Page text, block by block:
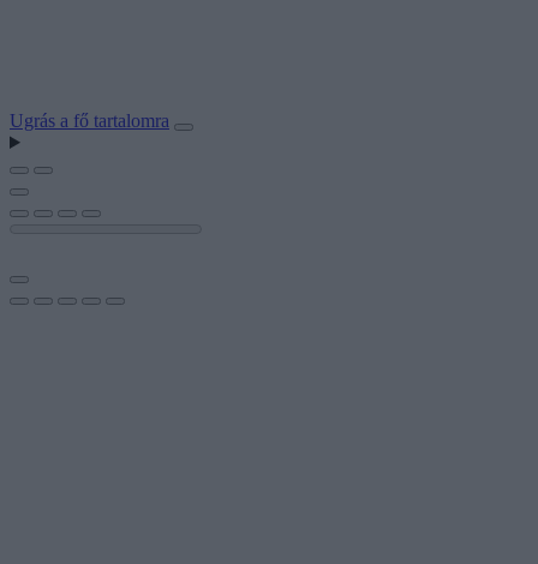
Ugrás a fő tartalomra